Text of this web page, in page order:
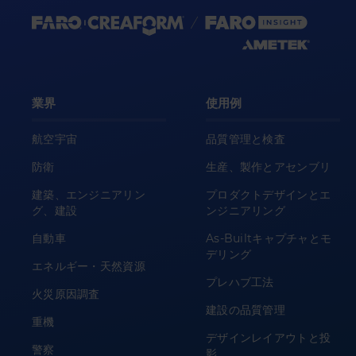
業界
航空宇宙
防衛
建築、エンジニアリン
グ、建設
自動車
エネルギー・天然資源
火災原因調査
重機
警察
使用例
品質管理と検査
生産、製作とアセンブリ
プロダクトデザインとエ
ンジニアリング
As-Builtキャプチャとモ
デリング
プレハブ工法
建設の品質管理
デザインレイアウトと投